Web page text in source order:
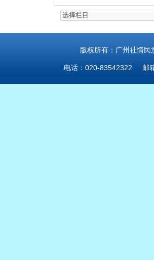
版权所有：广州社情民
电话：020-83542322 邮